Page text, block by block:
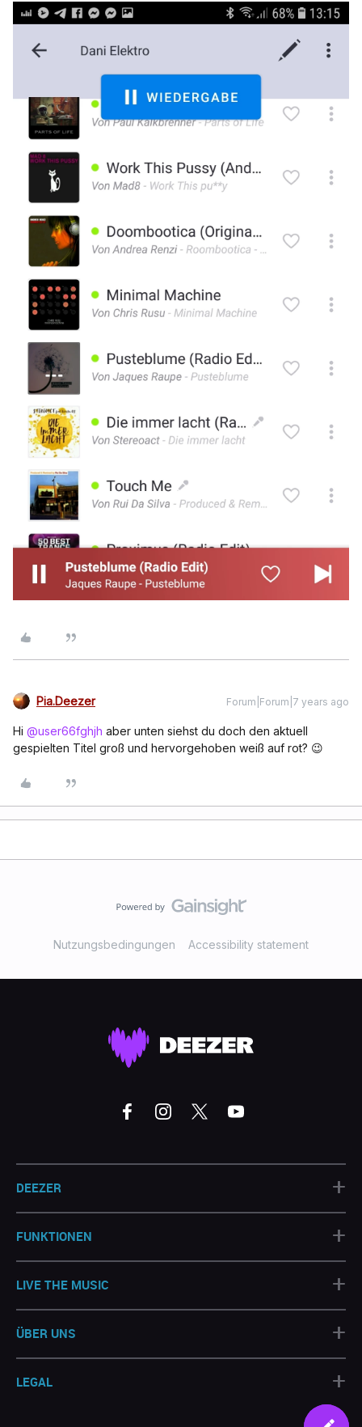
Pia.Deezer Forum|Forum|7 years ago
Hi @user66fghjh aber unten siehst du doch den aktuell
gespielten Titel groß und hervorgehoben weiß auf rot? 😉
Nutzungsbedingungen Accessibility statement
DEEZER +
FUNKTIONEN +
LIVE THE MUSIC +
ÜBER UNS +
LEGAL +